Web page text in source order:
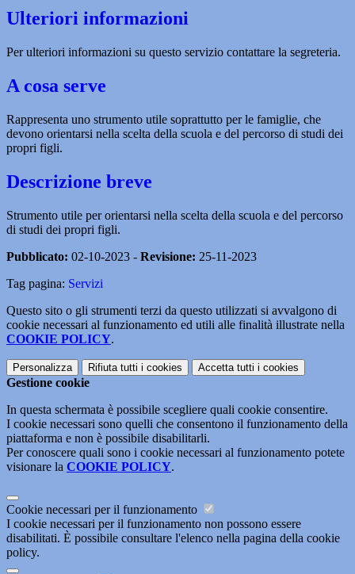
Ulteriori informazioni
Per ulteriori informazioni su questo servizio contattare la segreteria.
A cosa serve
Rappresenta uno strumento utile soprattutto per le famiglie, che
devono orientarsi nella scelta della scuola e del percorso di studi dei
propri figli.
Descrizione breve
Strumento utile per orientarsi nella scelta della scuola e del percorso
di studi dei propri figli.
Pubblicato: 02-10-2023 - Revisione: 25-11-2023
Tag pagina: Servizi
Questo sito o gli strumenti terzi da questo utilizzati si avvalgono di
cookie necessari al funzionamento ed utili alle finalità illustrate nella
COOKIE POLICY.
Personalizza Rifiuta tutti i cookies Accetta tutti i cookies
Gestione cookie
In questa schermata è possibile scegliere quali cookie consentire.
I cookie necessari sono quelli che consentono il funzionamento della
piattaforma e non è possibile disabilitarli.
Per conoscere quali sono i cookie necessari al funzionamento potete
visionare la COOKIE POLICY.
Cookie necessari per il funzionamento
I cookie necessari per il funzionamento non possono essere
disabilitati. È possibile consultare l'elenco nella pagina della cookie
policy.